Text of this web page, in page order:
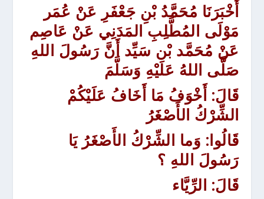
أَخْبَرَنَا مُحَمَّدُ بْنِ جَعْفَرِ عَنْ عُمَر
مَوْلَى المُطَّلِبِ المَدَنِي عَنْ عَاصِم
عَنْ مُحَمَّد بْن سَيِّد أَنَّ رَسُولَ اللهِ
صَلَّى اللهُ عَلَيْهِ وَسَلَّمَ
قَالَ: أَخْوَفُ مَا أَخَافُ عَلَيْكُمْ
الشِّرْكُ الأَصْغَرُ
قَالُوا: وَما الشِّرْكُ الأَصْغَرُ يَا
رَسُولَ اللهِ ؟
قَالَ: الرِّيَّاء